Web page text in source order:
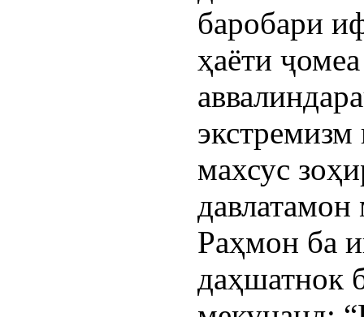
баробари
ҳаёти
экстремизм
махсус
Раҳмон ба
даҳшатнок